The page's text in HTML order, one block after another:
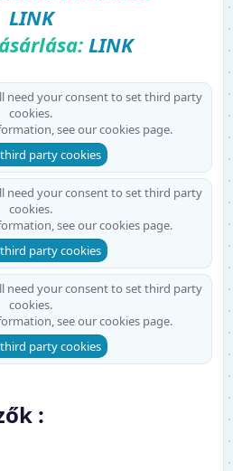
LINK
LINK
need your consent to set third party
cookies.
see ourcookies page.
party cookies
need your consent to set third party
cookies.
see ourcookies page.
party cookies
need your consent to set third party
cookies.
see ourcookies page.
party cookies
:​